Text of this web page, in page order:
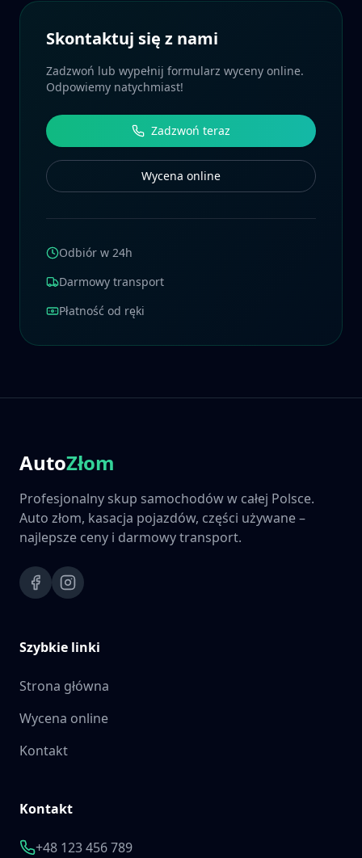
Skontaktuj się z nami
Zadzwoń lub wypełnij formularz wyceny online.
Odpowiemy natychmiast!
Zadzwoń teraz
Wycena online
Odbiór w 24h
Darmowy transport
Płatność od ręki
AutoZłom
Profesjonalny skup samochodów w całej Polsce.
Auto złom, kasacja pojazdów, części używane –
najlepsze ceny i darmowy transport.
Szybkie linki
Strona główna
Wycena online
Kontakt
Kontakt
+48 123 456 789